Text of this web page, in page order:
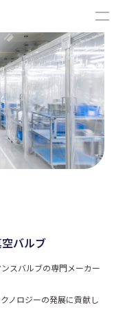
バルブ
スバルブの専門メーカー
ノロジーの発展に貢献し